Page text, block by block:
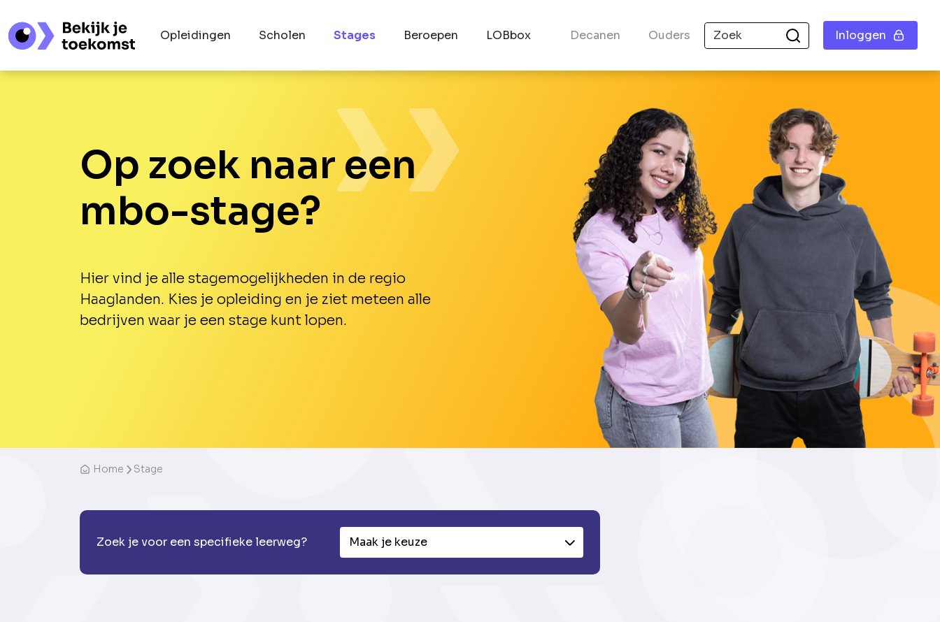
Opleidingen Scholen Stages Beroepen LOBbox Decanen Ouders Inloggen
Op zoek naar een
mbo-stage?
Hier vind je alle stagemogelijkheden in de regio
Haaglanden. Kies je opleiding en je ziet meteen alle
bedrijven waar je een stage kunt lopen.
Home Stage
Zoek je voor een specifieke leerweg? Maak je keuze